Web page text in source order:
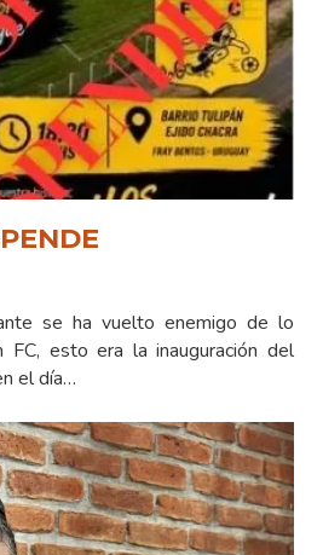
se ha vuelto enemigo de lo
FC, esto era la inauguración del
el día…